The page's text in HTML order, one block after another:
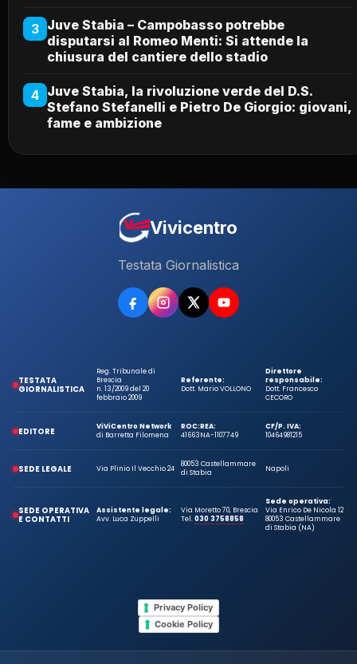
3 Juve Stabia – Campobasso potrebbe
disputarsi al Romeo Menti: Si attende la
chiusura del cantiere dello stadio
4 Juve Stabia, la rivoluzione verde del D.S.
Stefano Stefanelli e Pietro De Giorgio: giovani,
fame e ambizione
Vivicentro
Testata Giornalistica
TESTATA
GIORNALISTICA
Reg. Tribunale di
Brescia
n. 13/2009 del 20
febbraio 2009
Referente:
Dott. Mario VOLLONO
Direttore
responsabile:
Dott. Francesco
CECORO
EDITORE
ViViCentro Network
di Barretta Filomena
ROC:
41663
REA:
NA-1107749
CF/P. IVA:
10464981215
SEDE LEGALE Via Plinio Il Vecchio 24
80053 Castellammare
di Stabia
Napoli
SEDE OPERATIVA
E CONTATTI
Assistente legale:
Avv. Luca Zuppelli
Via Moretto 70, Brescia
Tel.030 3758858
Sede operativa:
Via Enrico De Nicola 12
80053 Castellammare
di Stabia (NA)
Privacy Policy
Cookie Policy